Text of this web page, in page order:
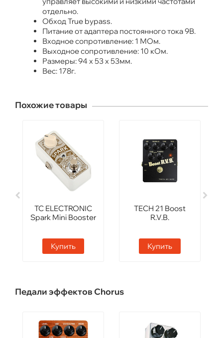
отдельно.
Обход True bypass.
Питание от адаптера постоянного тока 9В.
Входное сопротивление: 1 МОм.
Выходное сопротивление: 10 кОм.
Размеры: 94 х 53 х 53мм.
Вес: 178г.
Похожие товары
TC ELECTRONIC
Spark Mini Booster
Купить
TECH 21 Boost
R.V.B.
Купить
Педали эффектов Chorus